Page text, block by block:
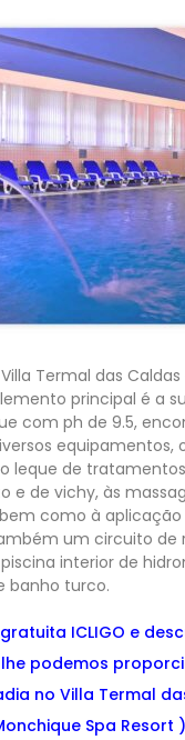
Termal das
principal é a
com ph de 9.5,
equipamentos,
leque de
e de vichy, às
como à aplicação
um circuito de
interior de
banho turco.
ICLIGO e
podemos
no Villa Termal
Spa Resort )